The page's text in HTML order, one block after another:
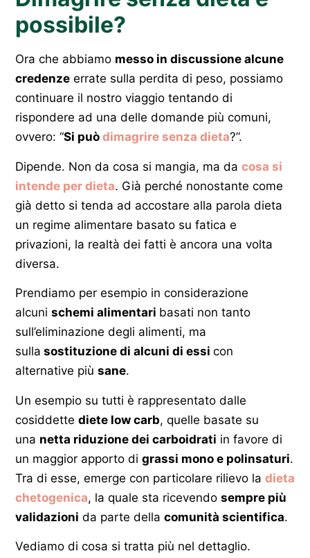
possibile?
Ora che abbiamo messo in discussione alcune
credenze errate sulla perdita di peso, possiamo
continuare il nostro viaggio tentando di
rispondere ad una delle domande più comuni,
ovvero: “Si può dimagrire senza dieta?”.
Dipende. Non da cosa si mangia, ma da cosa si
intende per dieta. Già perché nonostante come
già detto si tenda ad accostare alla parola dieta
un regime alimentare basato su fatica e
privazioni, la realtà dei fatti è ancora una volta
diversa.
Prendiamo per esempio in considerazione
alcuni schemi alimentari basati non tanto
sull’eliminazione degli alimenti, ma
sulla sostituzione di alcuni di essi con
alternative più sane.
Un esempio su tutti è rappresentato dalle
cosiddette diete low carb, quelle basate su
una netta riduzione dei carboidrati in favore di
un maggior apporto di grassi mono e polinsaturi.
Tra di esse, emerge con particolare rilievo la dieta
chetogenica, la quale sta ricevendo sempre più
validazioni da parte della comunità scientifica.
Vediamo di cosa si tratta più nel dettaglio.